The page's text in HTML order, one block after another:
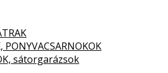
PONYVACSARNOKOK
sátorgarázsok